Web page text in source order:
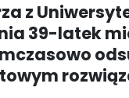
z
39-latek